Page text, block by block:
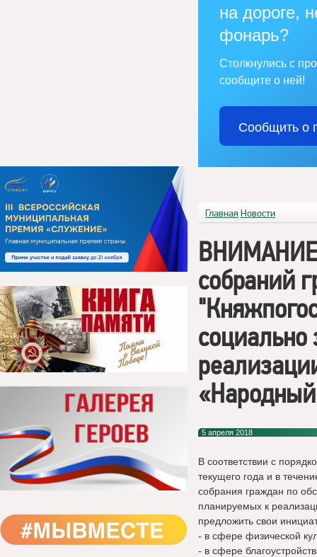
на дороге,
фонарь?
Столкнулись с
сообщите о ней!
Сообщить о
Главная Новости
собраний
5 апреля 2018
В соответствии с
текущего года и в
собрания граждан по
планируемых к
предложить свои
- в сфере физической
- в сфере